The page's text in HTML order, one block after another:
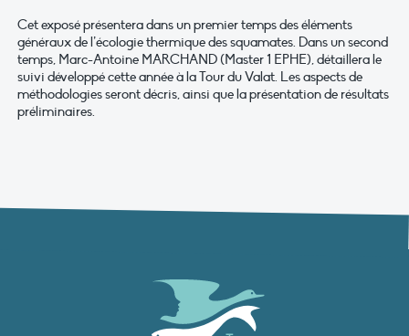
Cet exposé présentera dans un premier temps des éléments
généraux de l’écologie thermique des squamates. Dans un second
temps, Marc-Antoine MARCHAND (Master 1 EPHE), détaillera le
suivi développé cette année à la Tour du Valat. Les aspects de
méthodologies seront décris, ainsi que la présentation de résultats
préliminaires.